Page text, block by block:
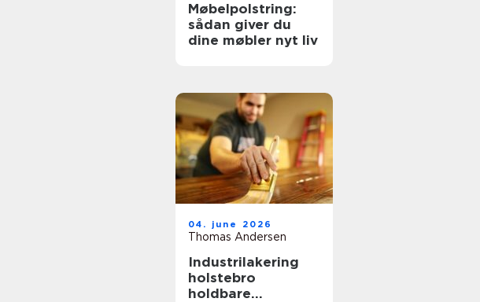
Møbelpolstring:
sådan giver du
dine møbler nyt liv
04. june 2026
Thomas Andersen
Industrilakering
holstebro
holdbare